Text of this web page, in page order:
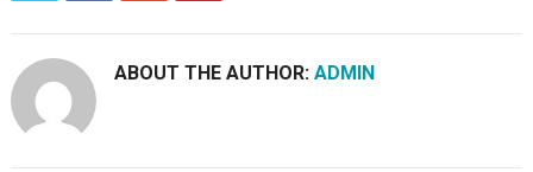
ABOUT THE AUTHOR: ADMIN